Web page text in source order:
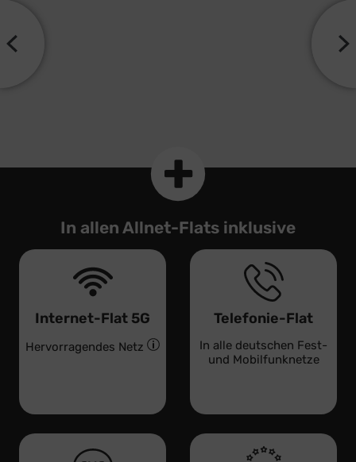
In allen Allnet-Flats inklusive
Internet-Flat 5G
Hervorragendes Netz
Telefonie-Flat
In alle deutschen Fest-
und Mobilfunknetze